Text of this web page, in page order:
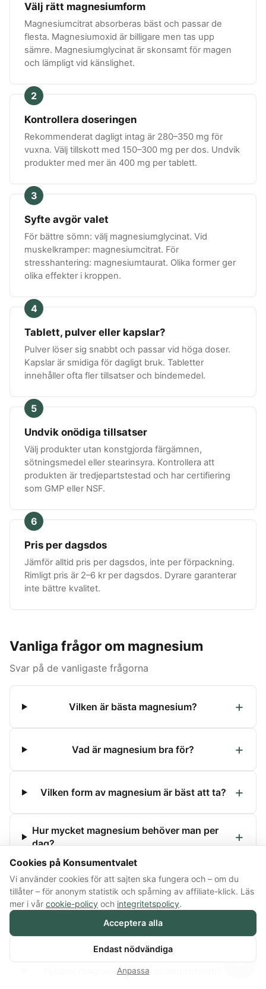
Välj rätt magnesiumform
Magnesiumcitrat absorberas bäst och passar de
flesta. Magnesiumoxid är billigare men tas upp
sämre. Magnesiumglycinat är skonsamt för magen
och lämpligt vid känslighet.
2
Kontrollera doseringen
Rekommenderat dagligt intag är 280–350 mg för
vuxna. Välj tillskott med 150–300 mg per dos. Undvik
produkter med mer än 400 mg per tablett.
3
Syfte avgör valet
För bättre sömn: välj magnesiumglycinat. Vid
muskelkramper: magnesiumcitrat. För
stresshantering: magnesiumtaurat. Olika former ger
olika effekter i kroppen.
4
Tablett, pulver eller kapslar?
Pulver löser sig snabbt och passar vid höga doser.
Kapslar är smidiga för dagligt bruk. Tabletter
innehåller ofta fler tillsatser och bindemedel.
5
Undvik onödiga tillsatser
Välj produkter utan konstgjorda färgämnen,
sötningsmedel eller stearinsyra. Kontrollera att
produkten är tredjepartstestad och har certifiering
som GMP eller NSF.
6
Pris per dagsdos
Jämför alltid pris per dagsdos, inte per förpackning.
Rimligt pris är 2–6 kr per dagsdos. Dyrare garanterar
inte bättre kvalitet.
Vanliga frågor om magnesium
Svar på de vanligaste frågorna
Vilken är bästa magnesium?
Vad är magnesium bra för?
Vilken form av magnesium är bäst att ta?
Hur mycket magnesium behöver man per
dag?
Kan man få i sig för mycket magnesium?
Vilka livsmedel innehåller mycket
Hjälper magnesium mot sömnproblem?
💬
Cookies på Konsumentvalet
Vi använder cookies för att sajten ska fungera och – om du
tillåter – för anonym statistik och spårning av affiliate-klick. Läs
mer i vår cookie-policy och integritetspolicy.
Acceptera alla
Endast nödvändiga
Anpassa